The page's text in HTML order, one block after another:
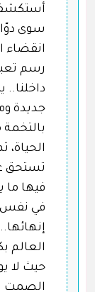
أستكشف
سوى
انقضاء
رسم
داخلنا..
جديدة
الحياة،
تستحق
فيها
في نفس
العالم
حيث لا
الصمت